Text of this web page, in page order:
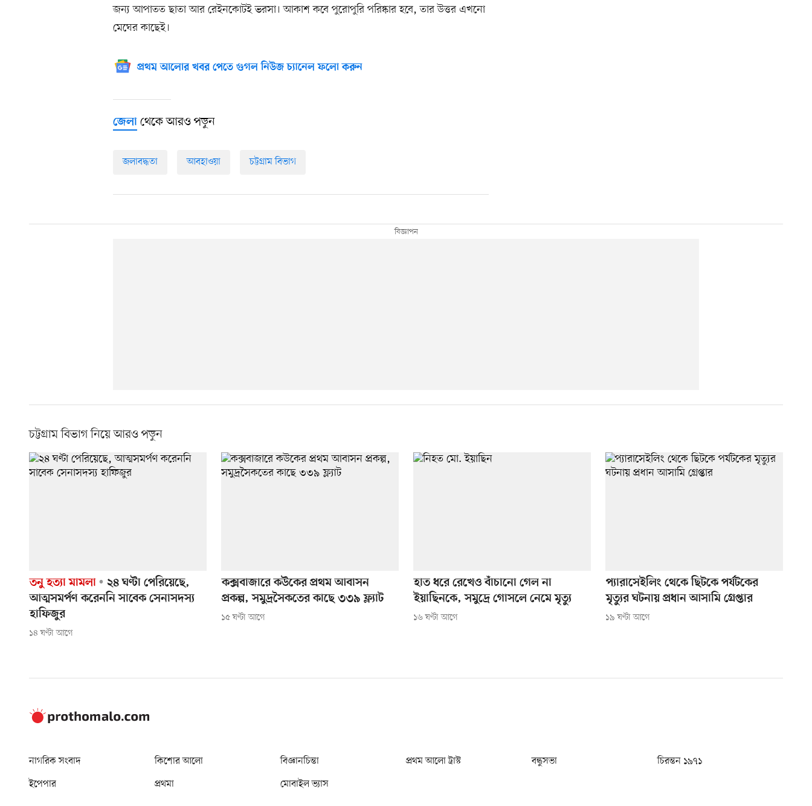
জন্য আপাতত ছাতা আর রেইনকোটই ভরসা। আকাশ কবে পুরোপুরি পরিষ্কার হবে, তার উত্তর এখনো
মেঘের কাছেই।
প্রথম আলোর খবর পেতে গুগল নিউজ চ্যানেল ফলো করুন
জেলা থেকে আরও পড়ুন
জলাবদ্ধতা আবহাওয়া চট্টগ্রাম বিভাগ
চট্টগ্রাম বিভাগ নিয়ে আরও পড়ুন
তনু হত্যা মামলা
২৪ ঘণ্টা পেরিয়েছে,
আত্মসমর্পণ করেননি সাবেক সেনাসদস্য
হাফিজুর
১৪ ঘণ্টা আগে
কক্সবাজারে কউকের প্রথম আবাসন
প্রকল্প, সমুদ্রসৈকতের কাছে ৩৩৯ ফ্ল্যাট
১৫ ঘণ্টা আগে
হাত ধরে রেখেও বাঁচানো গেল না
ইয়াছিনকে, সমুদ্রে গোসলে নেমে মৃত্যু
১৬ ঘণ্টা আগে
প্যারাসেইলিং থেকে ছিটকে পর্যটকের
মৃত্যুর ঘটনায় প্রধান আসামি গ্রেপ্তার
১৯ ঘণ্টা আগে
নাগরিক সংবাদ কিশোর আলো বিজ্ঞানচিন্তা প্রথম আলো ট্রাস্ট বন্ধুসভা
চিরন্তন ১৯৭১
ইপেপার
প্রথমা মোবাইল ভ্যাস